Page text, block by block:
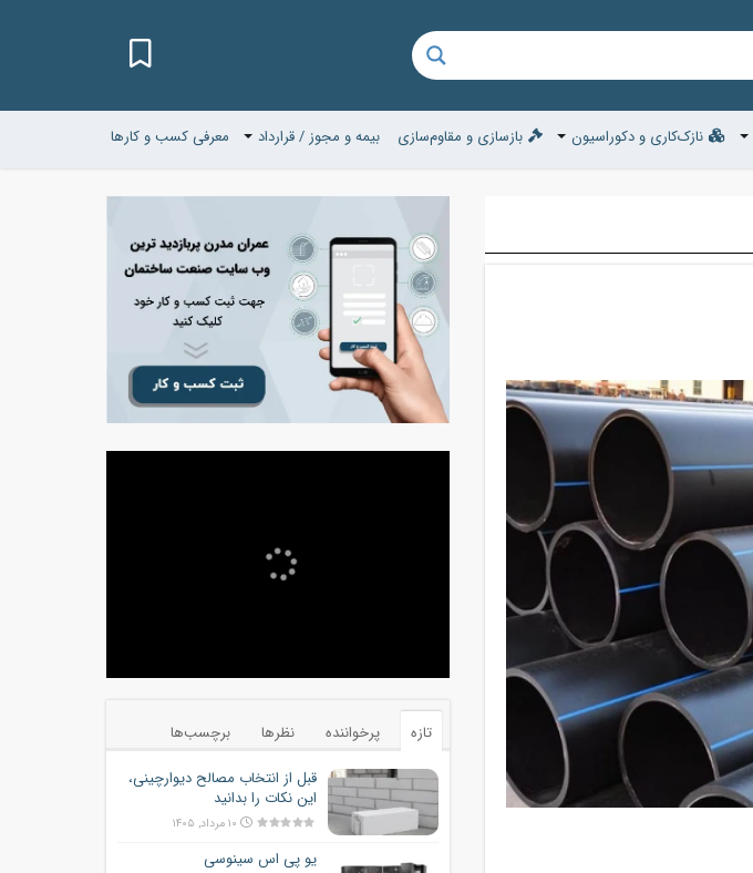
نازک‌کاری و دکوراسیون بازسازی و مقاوم‌سازی بیمه و مجوز / قرارداد معرفی کسب و کارها
تازه پرخواننده نظرها
برچسب‌ها
قبل از انتخاب مصالح دیوارچینی،
این نکات را بدانید
۱۰ مرداد, ۱۴۰۵
یو پی اس سینوسی